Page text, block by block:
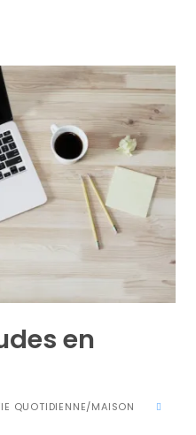
en
QUOTIDIENNE/MAISON